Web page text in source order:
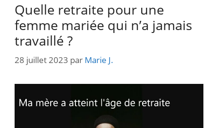
Quelle retraite pour une
femme mariée qui n’a jamais
travaillé ?
28 juillet 2023 par Marie J.